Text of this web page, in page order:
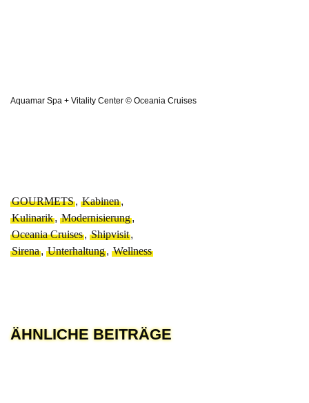
Aquamar Spa + Vitality Center © Oceania Cruises
GOURMETS, Kabinen,
Kulinarik, Modernisierung,
Oceania Cruises, Shipvisit,
Sirena, Unterhaltung, Wellness
ÄHNLICHE BEITRÄGE